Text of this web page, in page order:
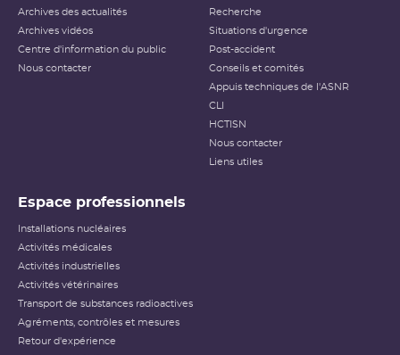
Archives des actualités
Archives vidéos
Centre d'information du public
Nous contacter
Recherche
Situations d'urgence
Post-accident
Conseils et comités
Appuis techniques de l'ASNR
CLI
HCTISN
Nous contacter
Liens utiles
Espace professionnels
Installations nucléaires
Activités médicales
Activités industrielles
Activités vétérinaires
Transport de substances radioactives
Agréments, contrôles et mesures
Retour d'expérience